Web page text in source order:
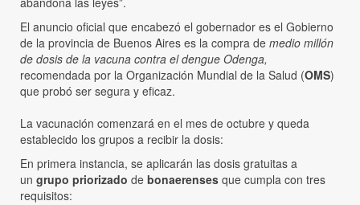
El anuncio oficial que encabezó el gobernador es el Gobierno
de la provincia de Buenos Aires es la compra de medio millón
de dosis de la vacuna contra el dengue Odenga,
recomendada por la Organización Mundial de la Salud (OMS)
que probó ser segura y eficaz.
La vacunación comenzará en el mes de octubre y queda
establecido los grupos a recibir la dosis:
En primera instancia, se aplicarán las dosis gratuitas a
un grupo priorizado de bonaerenses que cumpla con tres
requisitos: